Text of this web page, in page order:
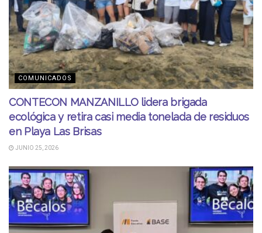
COMUNICADOS
CONTECON MANZANILLO lidera brigada
ecológica y retira casi media tonelada de residuos
en Playa Las Brisas
JUNIO 25, 2026